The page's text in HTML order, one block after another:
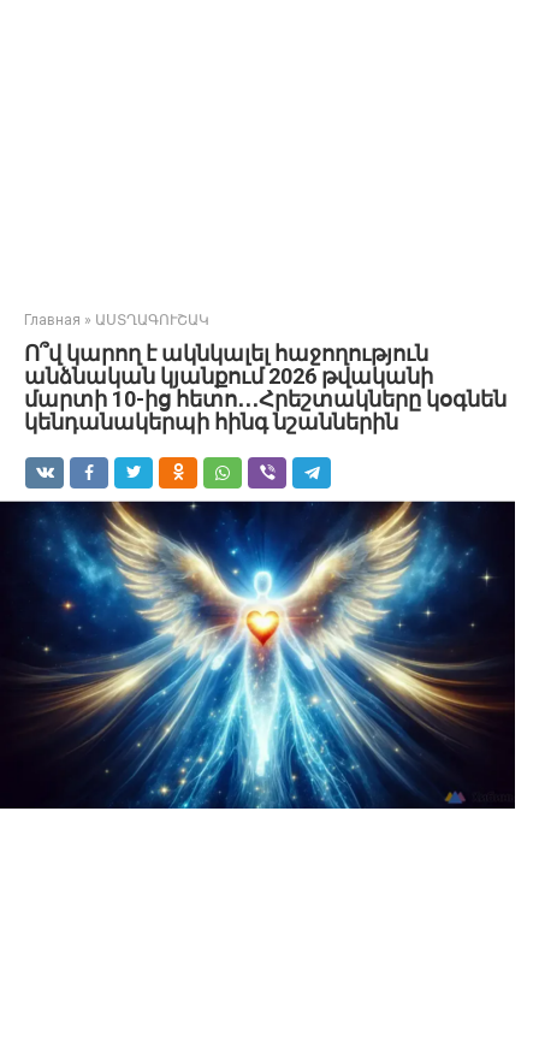
Главная » ԱՍՏՂԱԳՈՒՇԱԿ
Ո՞վ կարող է ակնկալել հաջողություն
անձնական կյանքում 2026 թվականի
մարտի 10-ից հետո․․․Հրեշտակները կօգնեն
կենդանակերպի հինգ նշաններին